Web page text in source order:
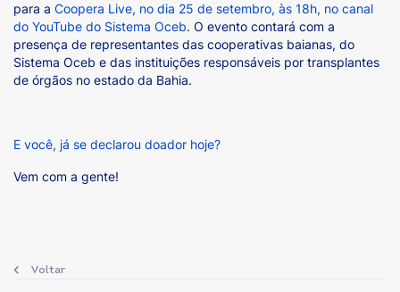
para a Coopera Live, no dia 25 de setembro, às 18h, no canal
do YouTube do Sistema Oceb. O evento contará com a
presença de representantes das cooperativas baianas, do
Sistema Oceb e das instituições responsáveis por transplantes
de órgãos no estado da Bahia.
E você, já se declarou doador hoje?
Vem com a gente!
Voltar